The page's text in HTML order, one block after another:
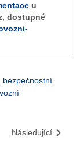
u
, dostupné
bezpečnostní
Následující